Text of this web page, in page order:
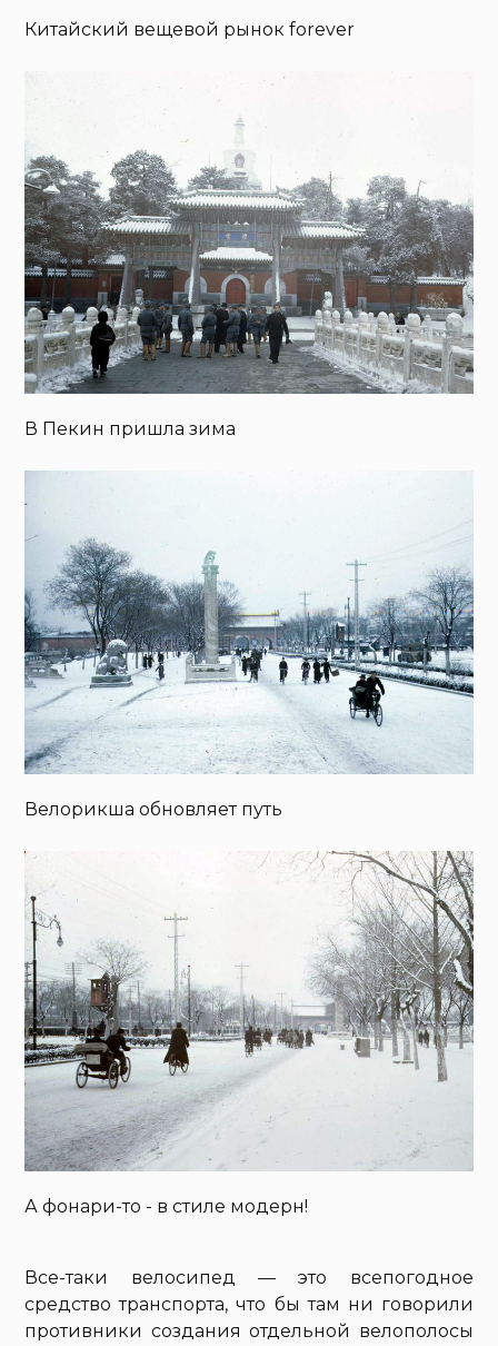
Китайский вещевой рынок forever
В Пекин пришла зима
Велорикша обновляет путь
А фонари-то - в стиле модерн!
Все-таки велосипед — это всепогодное
средство транспорта, что бы там ни говорили
противники создания отдельной велополосы